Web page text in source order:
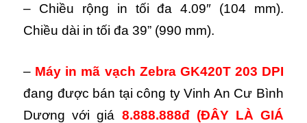
– Chiều rộng in tối đa 4.09″ (104 mm).
Chiều dài in tối đa 39” (990 mm).
– Máy in mã vạch Zebra GK420T 203 DPI
đang được bán tại công ty Vinh An Cư Bình
Dương với giá 8.888.888đ (ĐÂY LÀ GIÁ